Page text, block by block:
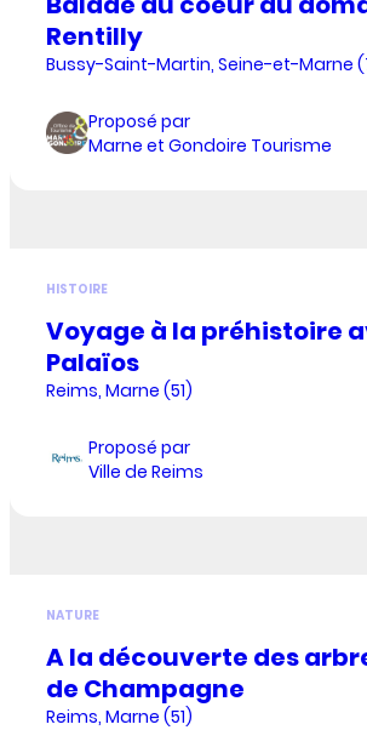
Rentilly
Bussy-Saint-Martin, Seine-et-Marne
Proposé par
Marne et Gondoire Tourisme
HISTOIRE
Voyage à la préhistoire
Palaïos
Reims, Marne (51)
Proposé par
Ville de Reims
NATURE
A la découverte des
de Champagne
Reims, Marne (51)